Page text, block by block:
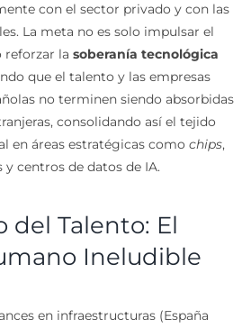
con el sector privado y con las
La meta no es solo impulsar el
reforzar la soberanía tecnológica
que el talento y las empresas
no terminen siendo absorbidas
consolidando así el tejido
en áreas estratégicas como chips,
centros de datos de IA.
del Talento: El
Ineludible
en infraestructuras (España